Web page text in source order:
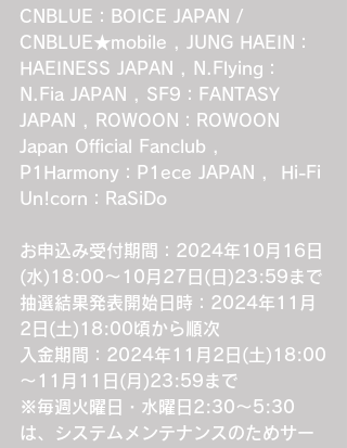
CNBLUE：BOICE JAPAN /
CNBLUE★mobile , JUNG HAEIN：
HAEINESS JAPAN , N.Flying：
N.Fia JAPAN , SF9：FANTASY
JAPAN , ROWOON：ROWOON
Japan Official Fanclub ,
P1Harmony：P1ece JAPAN ,  Hi-Fi
Un!corn：RaSiDo
お申込み受付期間：2024年10月16日
(水)18:00～10月27日(日)23:59まで
抽選結果発表開始日時：2024年11月
2日(土)18:00頃から順次
入金期間：2024年11月2日(土)18:00
～11月11日(月)23:59まで
※毎週火曜日・水曜日2:30～5:30
は、システムメンテナンスのためサー